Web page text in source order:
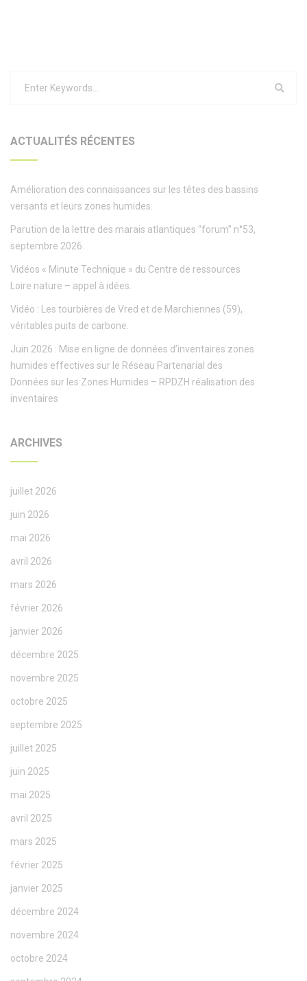
ACTUALITÉS RÉCENTES
Amélioration des connaissances sur les têtes des bassins
versants et leurs zones humides.
Parution de la lettre des marais atlantiques “forum” n°53,
septembre 2026.
Vidéos « Minute Technique » du Centre de ressources
Loire nature – appel à idées.
Vidéo : Les tourbières de Vred et de Marchiennes (59),
véritables puits de carbone.
Juin 2026 : Mise en ligne de données d’inventaires zones
humides effectives sur le Réseau Partenarial des
Données sur les Zones Humides – RPDZH réalisation des
inventaires
ARCHIVES
juillet 2026
juin 2026
mai 2026
avril 2026
mars 2026
février 2026
janvier 2026
décembre 2025
novembre 2025
octobre 2025
septembre 2025
juillet 2025
juin 2025
mai 2025
avril 2025
mars 2025
février 2025
janvier 2025
décembre 2024
novembre 2024
octobre 2024